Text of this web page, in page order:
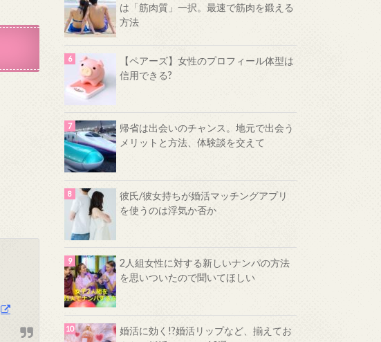
は「筋肉質」一択。最速で筋肉を鍛える
方法
【ペアーズ】女性のプロフィール体型は
信用できる?
帰省は出会いのチャンス。地元で出会う
メリットと方法、体験談を交えて
彼氏/彼女持ちが婚活マッチングアプリ
を使うのは浮気か否か
2人組女性に対する新しいナンパの方法
を思いついたので聞いてほしい
婚活に効く!?婚活リップなど、揃えてお